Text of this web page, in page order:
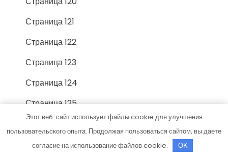
Страница 121
Страница 122
Страница 123
Страница 124
Страница 125
Страница 127
Этот веб-сайт использует файлы cookie для улучшения
пользовательского опыта. Продолжая пользоваться сайтом, вы даете
согласие на использование файлов cookie.
OK